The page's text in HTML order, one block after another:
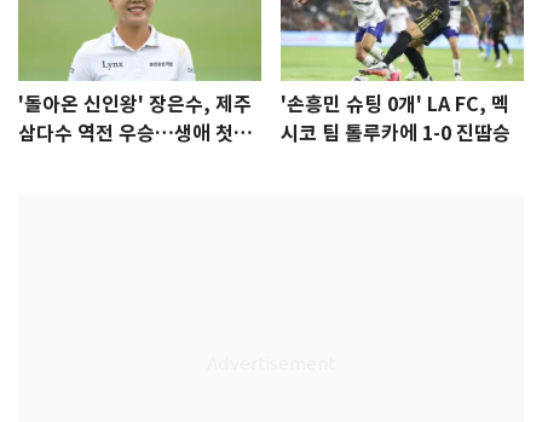
'돌아온 신인왕' 장은수, 제주
삼다수 역전 우승…생애 첫승
'손흥민 슈팅 0개' LA FC, 멕
시코 팀 톨루카에 1-0 진땀승